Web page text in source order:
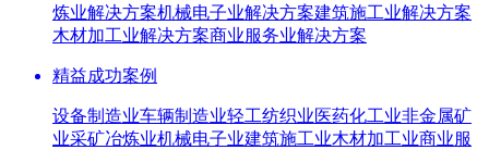
炼业解决方案机械电子业解决方案建筑施工业解决方案
木材加工业解决方案商业服务业解决方案
精益成功案例
设备制造业车辆制造业轻工纺织业医药化工业非金属矿
业采矿冶炼业机械电子业建筑施工业木材加工业商业服